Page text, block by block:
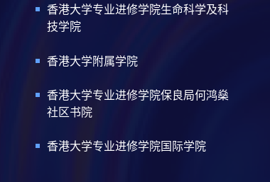
香港大学专业进修学院生命科学及科
技学院
香港大学附属学院
香港大学专业进修学院保良局何鸿燊
社区书院
香港大学专业进修学院国际学院